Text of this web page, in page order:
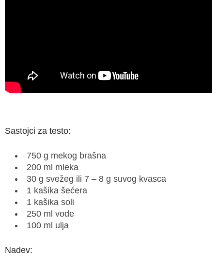
Sastojci za testo:
750 g mekog brašna
200 ml mleka
30 g svežeg ili 7 – 8 g suvog kvasca
1 kašika šećera
1 kašika soli
250 ml vode
100 ml ulja
Nadev: